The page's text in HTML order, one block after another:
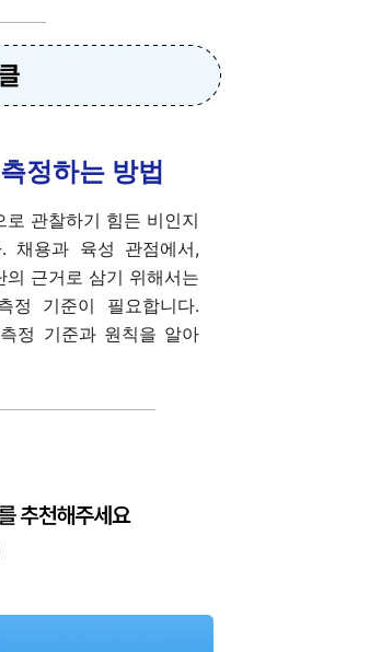
정하는 방법
로 관찰하기 힘든 비인지
. 채용과 육성 관점에서,
의 근거로 삼기 위해서는
정 기준이 필요합니다.
정 기준과 원칙을 알아